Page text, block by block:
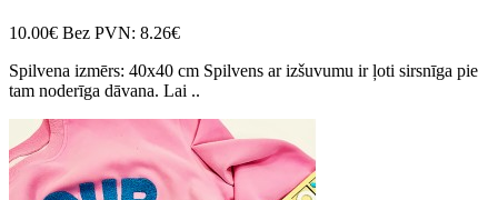
10.00€ Bez PVN: 8.26€
Spilvena izmērs: 40x40 cm Spilvens ar izšuvumu ir ļoti sirsnīga pie
tam noderīga dāvana. Lai ..